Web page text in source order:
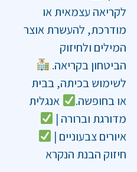
לקריאה עצמאית או
מודרכת, להעשרת אוצר
המילים ולחיזוק
הביטחון בקריאה.
לשימוש בכיתה, בבית
או בחופשה.
אנגלית
מדורגת וברורה |
איורים צבעוניים |
חיזוק הבנת הנקרא